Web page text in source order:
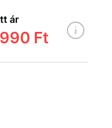
ár
Ft